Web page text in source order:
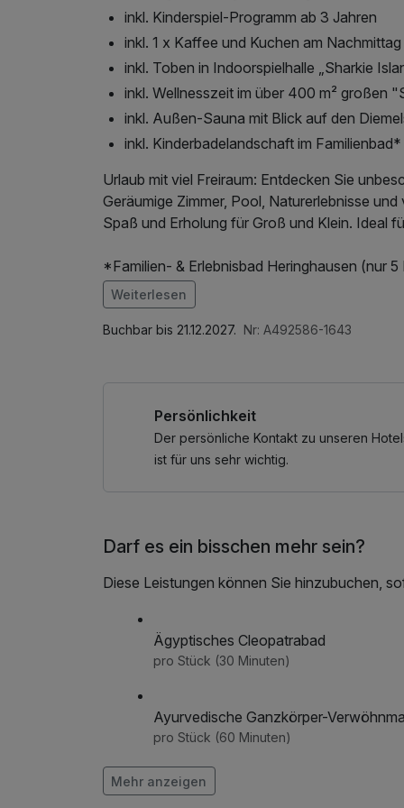
inkl. Kinderspiel-Programm ab 3 Jahren
inkl. 1 x Kaffee und Kuchen am Nachmittag
inkl. Toben in Indoorspielhalle „Sharkie
inkl. Wellnesszeit im über 400 m² großen
inkl. Außen-Sauna mit Blick auf den
inkl. Kinderbadelandschaft im Familienbad*
Urlaub mit viel Freiraum: Entdecken Sie
Geräumige Zimmer, Pool, Naturerlebnisse
Spaß und Erholung für Groß und Klein. Ideal
*Familien- & Erlebnisbad Heringhausen (nur 5
Der Eintritt in das Familien- & Erlebnisbad gilt
Das 29 °C warme Innen- und Außenbecken
möchte, genießt das Sprudelbecken oder
Bitte beachten: Die Sauna bleibt in den
***Kinder bis 12 Jahre reisen kostenfrei mit!
Klein. Während die Eltern die Seele baumeln
Im Angebot enthalten
Saunabenutzung, Saunatuch,
Weiterlesen
Buchbar bis 21.12.2027. Nr: A492586-1643
Persönlichkeit
Der persönliche Kontakt zu unseren
ist für uns sehr wichtig.
Darf es ein bisschen mehr sein?
Diese Leistungen können Sie hinzubuchen,
Ägyptisches Cleopatrabad
pro Stück (30 Minuten)
Ayurvedische Ganzkörper-
pro Stück (60 Minuten)
Blue Lagoon Ganzkörpermassage
Mehr anzeigen